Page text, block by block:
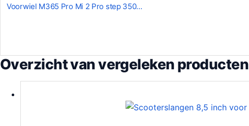
Voorwiel M365 Pro Mi 2 Pro step 350…
Overzicht van vergeleken producten